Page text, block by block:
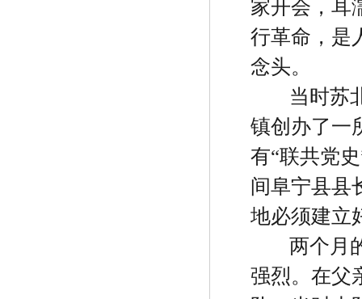
家开会，耳
行革命，是
念头。
当时苏
镇创办了一
有“联共党史
间阜宁县县
地必须建立
两个月
强烈。在父